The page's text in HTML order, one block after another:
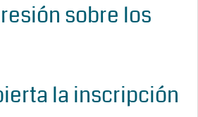
sobre los
la inscripción